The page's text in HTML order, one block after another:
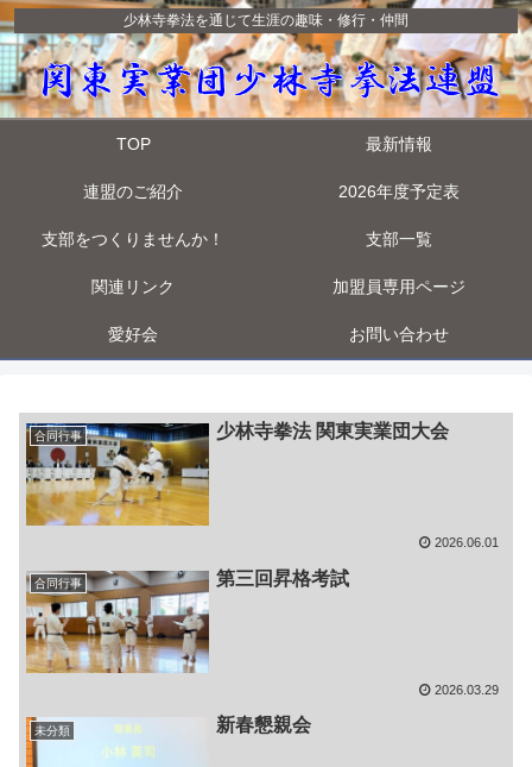
少林寺拳法を通じて生涯の趣味・修行・仲間
TOP 最新情報
連盟のご紹介 2026年度予定表
支部をつくりませんか！ 支部一覧
関連リンク 加盟員専用ページ
愛好会 お問い合わせ
合同行事 少林寺拳法 関東実業団大会
2026.06.01
合同行事 第三回昇格考試
2026.03.29
未分類 新春懇親会